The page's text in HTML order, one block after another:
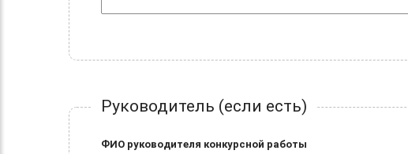
Руководитель (если есть)
ФИО руководителя конкурсной работы